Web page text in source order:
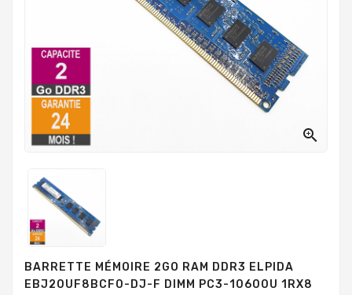
Mesure
Tout-
Mémoires
RAM
Durs

BARRETTE MÉMOIRE 2GO RAM DDR3 ELPIDA
EBJ20UF8BCF0-DJ-F DIMM PC3-10600U 1RX8